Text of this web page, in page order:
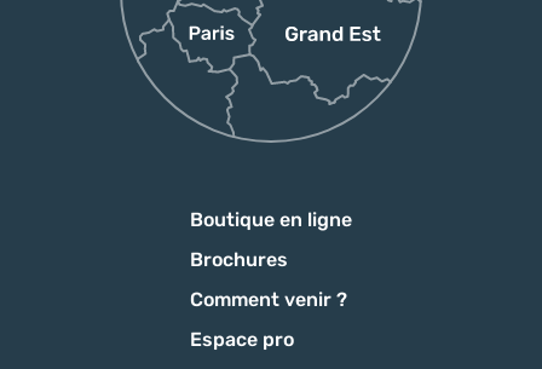
Boutique en ligne
Brochures
Comment venir ?
Espace pro